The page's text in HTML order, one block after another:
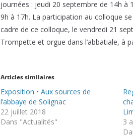
journées : jeudi 20 septembre de 14h à
9h à 17h. La participation au colloque
cadre de ce colloque, le vendredi 21
Trompette et orgue dans l’abbatiale, à
Articles similaires
Exposition • Aux sources de
l’abbaye de Solignac
22 juillet 2018
Dans "Actualités"
3